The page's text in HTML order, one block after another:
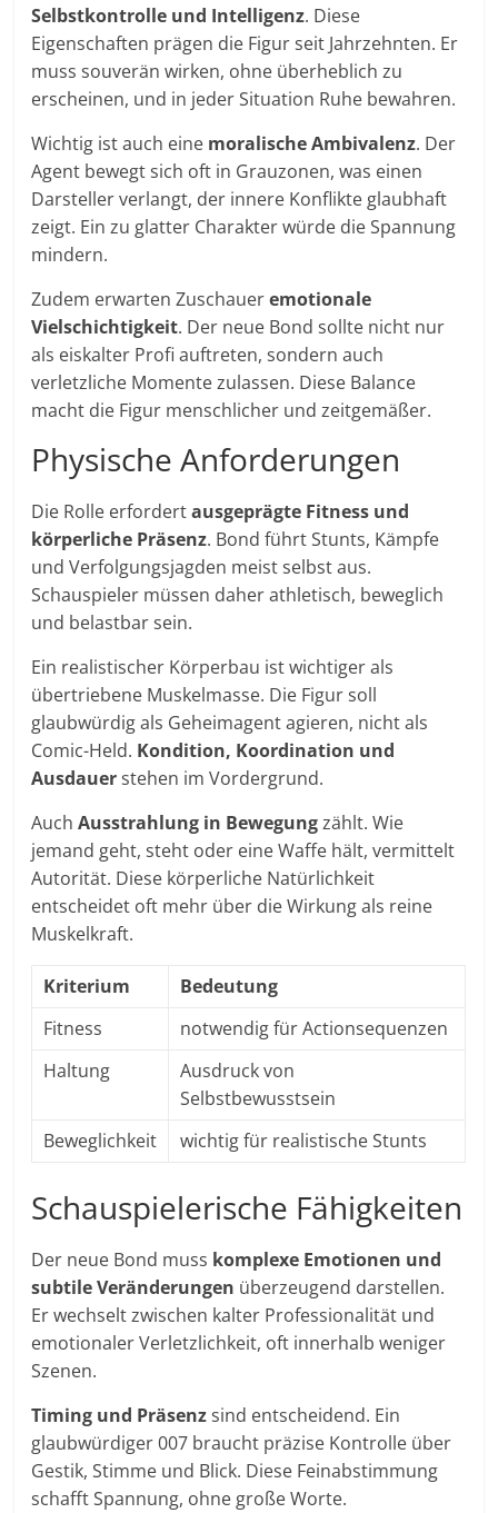
Selbstkontrolle und Intelligenz. Diese
Eigenschaften prägen die Figur seit Jahrzehnten. Er
muss souverän wirken, ohne überheblich zu
erscheinen, und in jeder Situation Ruhe bewahren.
Wichtig ist auch eine moralische Ambivalenz. Der
Agent bewegt sich oft in Grauzonen, was einen
Darsteller verlangt, der innere Konflikte glaubhaft
zeigt. Ein zu glatter Charakter würde die Spannung
mindern.
Zudem erwarten Zuschaueremotionale
Vielschichtigkeit. Der neue Bond sollte nicht nur
als eiskalter Profi auftreten, sondern auch
verletzliche Momente zulassen. Diese Balance
macht die Figur menschlicher und zeitgemäßer.
Physische Anforderungen
Die Rolle erfordertausgeprägte Fitness und
körperliche Präsenz. Bond führt Stunts, Kämpfe
und Verfolgungsjagden meist selbst aus.
Schauspieler müssen daher athletisch, beweglich
und belastbar sein.
Ein realistischer Körperbau ist wichtiger als
übertriebene Muskelmasse. Die Figur soll
glaubwürdig als Geheimagent agieren, nicht als
Comic-Held. Kondition, Koordination und
Ausdauerstehen im Vordergrund.
AuchAusstrahlung in Bewegungzählt. Wie
jemand geht, steht oder eine Waffe hält, vermittelt
Autorität. Diese körperliche Natürlichkeit
entscheidet oft mehr über die Wirkung als reine
Muskelkraft.
Kriterium
Bedeutung
Fitness
notwendig für Actionsequenzen
Haltung
Ausdruck von
Selbstbewusstsein
Beweglichkeit
wichtig für realistische Stunts
Schauspielerische Fähigkeiten
Der neue Bond muss komplexe Emotionen und
subtile Veränderungen überzeugend darstellen.
Er wechselt zwischen kalter Professionalität und
emotionaler Verletzlichkeit, oft innerhalb weniger
Szenen.
Timing und Präsenzsind entscheidend. Ein
glaubwürdiger 007 braucht präzise Kontrolle über
Gestik, Stimme und Blick. Diese Feinabstimmung
schafft Spannung, ohne große Worte.